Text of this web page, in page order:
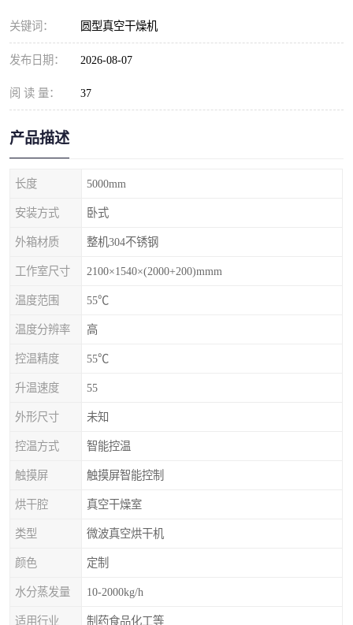
关键词： 圆型真空干燥机
发布日期： 2026-08-07
阅 读 量： 37
产品描述
长度 5000mm
安装方式 卧式
外箱材质 整机304不锈钢
工作室尺寸 2100×1540×(2000+200)mmm
温度范围 55℃
温度分辨率 高
控温精度 55℃
升温速度 55
外形尺寸 未知
控温方式 智能控温
触摸屏 触摸屏智能控制
烘干腔 真空干燥室
类型 微波真空烘干机
颜色 定制
水分蒸发量 10-2000kg/h
适用行业 制药食品化工等